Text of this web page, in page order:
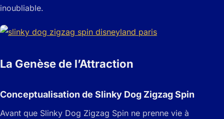
inoubliable.
La Genèse de l’Attraction
Conceptualisation de Slinky Dog Zigzag Spin
Avant que Slinky Dog Zigzag Spin ne prenne vie à